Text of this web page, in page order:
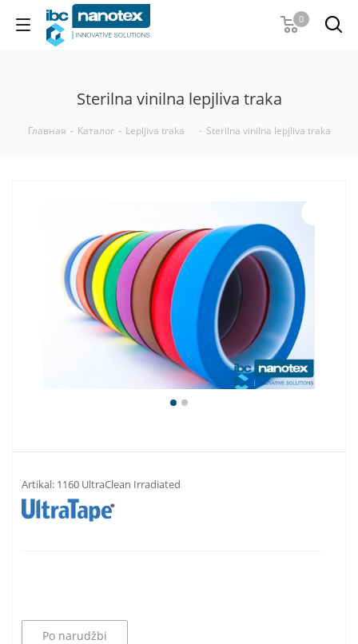
0
Sterilna vinilna lepjliva traka
Главная - Каталог - Lepljiva traka - Sterilna vinilna lepjliva traka
Artikal: 1160 UltraClean Irradiated
Po narudžbi